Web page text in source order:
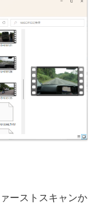
ーストスキャンか